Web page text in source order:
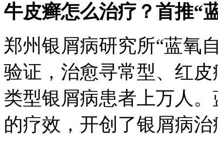
牛皮癣怎么治疗？首推“
郑州银屑病研究所“蓝氧
验证，治愈寻常型、红
类型银屑病患者上万人
的疗效，开创了银屑病